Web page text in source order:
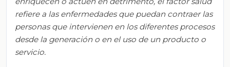
refiere a las enfermedades que puedan contraer las
personas que intervienen en los diferentes procesos
desde la generación o en el uso de un producto o
servicio.